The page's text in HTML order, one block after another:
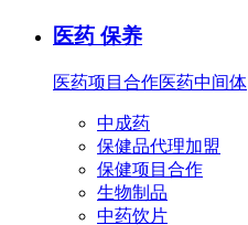
医药 保养
医药项目合作医药中间体
中成药
保健品代理加盟
保健项目合作
生物制品
中药饮片